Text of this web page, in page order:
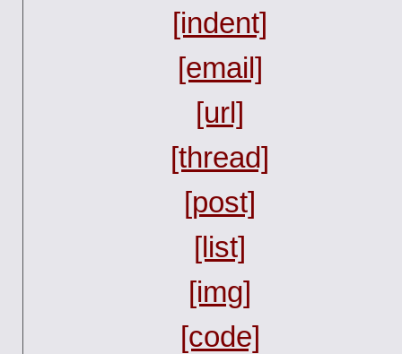
[indent]
[email]
[url]
[thread]
[post]
[list]
[img]
[code]